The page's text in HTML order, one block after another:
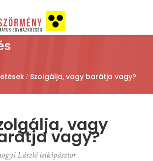
Szolgálja, vagy barátja vagy?
vagy
vagy?
László lelkipásztor